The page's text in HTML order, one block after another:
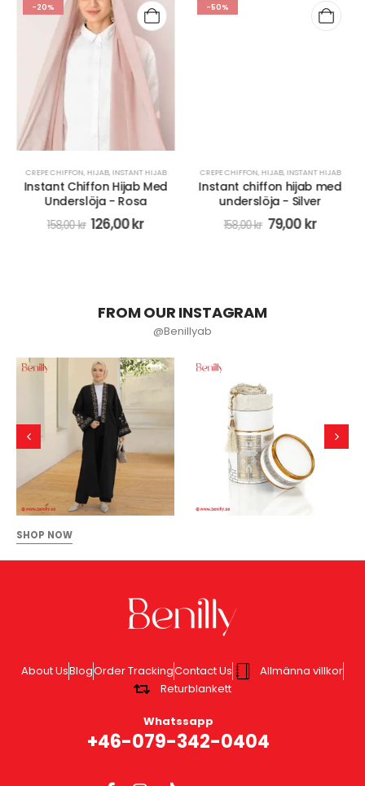
-20%
CREPE CHIFFON, HIJAB, INSTANT HIJAB
Instant Chiffon Hijab Med
Underslöja - Rosa
158,00kr 126,00kr
-50%
CREPE CHIFFON, HIJAB, INSTANT HIJAB
Instant chiffon hijab med
underslöja - Silver
158,00kr 79,00kr
FROM OUR INSTAGRAM
@Benillyab
SHOP NOW
About UsBlogOrder TrackingContact Us
Allmänna villkor
Returblankett
Whatssapp
+46-079-342-0404